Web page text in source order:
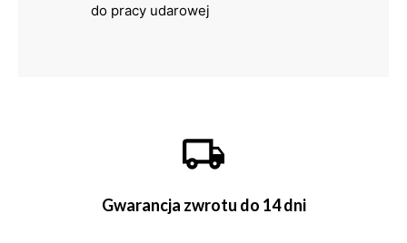
do pracy udarowej
Gwarancja zwrotu do 14 dni